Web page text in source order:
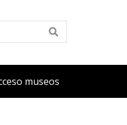
Busca
museos